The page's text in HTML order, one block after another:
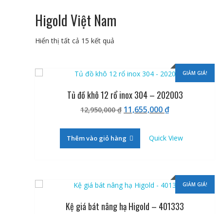
Higold Việt Nam
Hiển thị tất cả 15 kết quả
theo
cao
đến
thấp
GIẢM GIÁ!
Tủ đồ khô 12 rổ inox 304 – 202003
12,950,000₫ Giá
là:
12,950,000 ₫.
11,655,000₫Giá
là:
Thêm vào giỏ hàng Quick View
GIẢM GIÁ!
Kệ giá bát nâng hạ Higold – 401333